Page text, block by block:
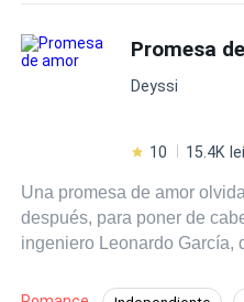
gêmeos idênticos, no qual o
perdidamente por Pedro e o
romance ágil, divertido e
Promesa
Deyssi
10 15.4K
Una promesa de amor
después, para poner de
ingeniero Leonardo García,
Con un matrimonio